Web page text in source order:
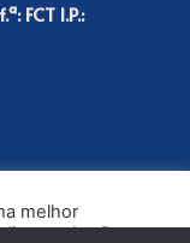
FCT I.P.:
melhor
no botão